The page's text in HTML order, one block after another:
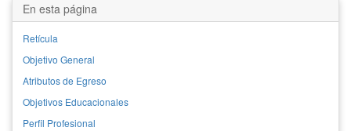
En esta página
Retícula
Objetivo General
Atributos de Egreso
Objetivos Educacionales
Perfil Profesional